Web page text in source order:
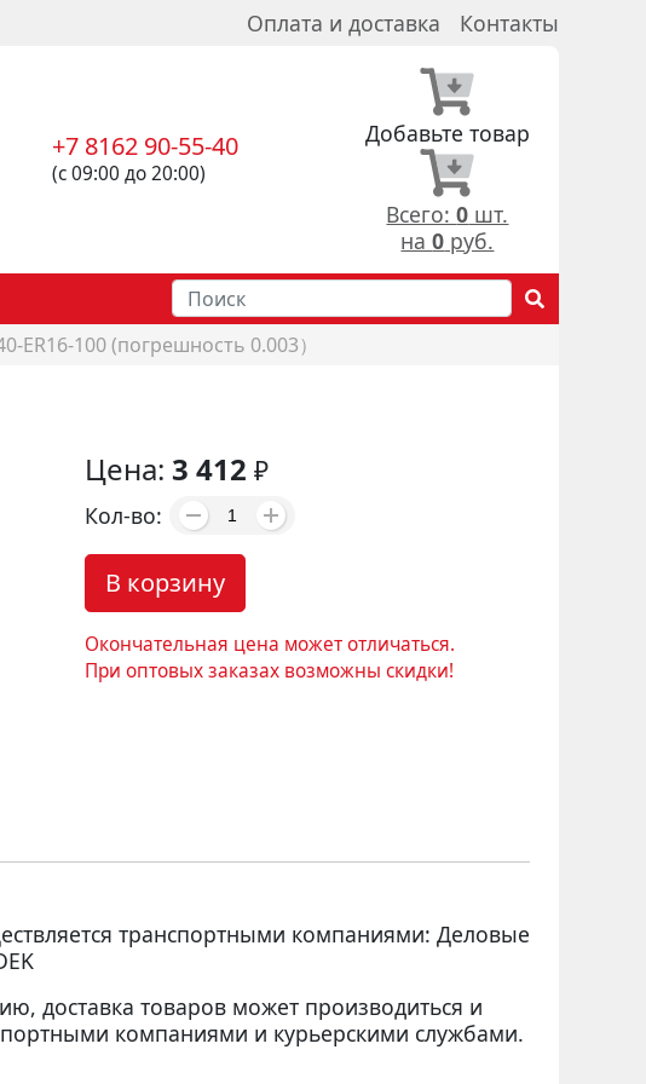
Оплата и доставка Контакты
+7 8162 90-55-40
(с 09:00 до 20:00)
Добавьте товар
Всего:0 шт.
на0 руб.
ER16-100 (погрешность 0.003）
Цена: 3 412 ₽
Кол-во:
В корзину
Окончательная цена может отличаться.
При оптовых заказах возможны скидки!
транспортными компаниями: Деловые
доставка товаров может производиться и
компаниями и курьерскими службами.